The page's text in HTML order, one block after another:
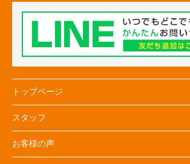
トップページ
スタッフ
お客様の声